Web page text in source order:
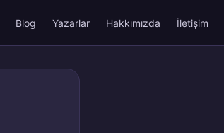
Blog Yazarlar Hakkımızda İletişim